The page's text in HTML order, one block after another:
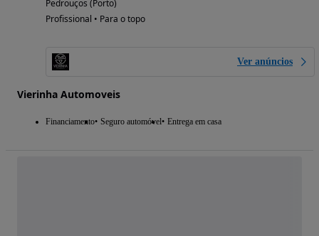
Pedrouços (Porto)
Profissional • Para o topo
Ver anúncios
Vierinha Automoveis
Financiamento Seguro automóvel Entrega em casa